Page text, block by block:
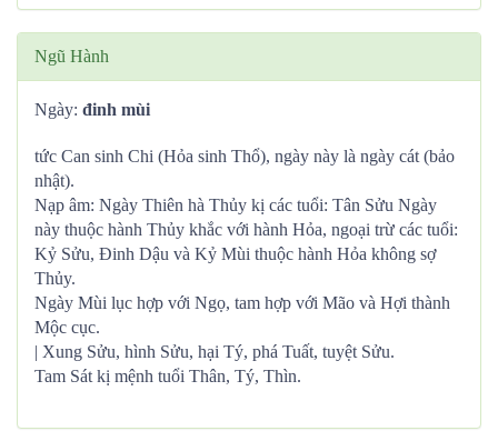
Ngũ Hành
Ngày: đinh mùi
tức Can sinh Chi (Hỏa sinh Thổ), ngày này là ngày cát (bảo
nhật).
Nạp âm: Ngày Thiên hà Thủy kị các tuổi: Tân Sửu Ngày
này thuộc hành Thủy khắc với hành Hỏa, ngoại trừ các tuổi:
Kỷ Sửu, Đinh Dậu và Kỷ Mùi thuộc hành Hỏa không sợ
Thủy.
Ngày Mùi lục hợp với Ngọ, tam hợp với Mão và Hợi thành
Mộc cục.
| Xung Sửu, hình Sửu, hại Tý, phá Tuất, tuyệt Sửu.
Tam Sát kị mệnh tuổi Thân, Tý, Thìn.